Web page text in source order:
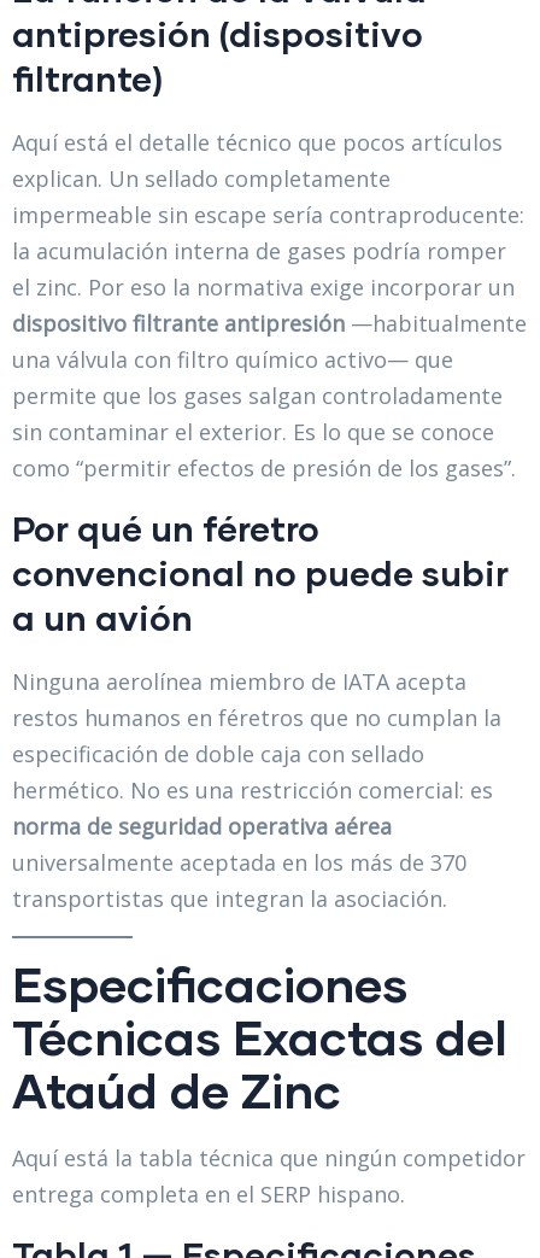
antipresión (dispositivo
filtrante)
Aquí está el detalle técnico que pocos artículos
explican. Un sellado completamente
impermeable sin escape sería contraproducente:
la acumulación interna de gases podría romper
el zinc. Por eso la normativa exige incorporar un
dispositivo filtrante antipresión —habitualmente
una válvula con filtro químico activo— que
permite que los gases salgan controladamente
sin contaminar el exterior. Es lo que se conoce
como “permitir efectos de presión de los gases”.
Por qué un féretro
convencional no puede subir
a un avión
Ninguna aerolínea miembro de IATA acepta
restos humanos en féretros que no cumplan la
especificación de doble caja con sellado
hermético. No es una restricción comercial: es
norma de seguridad operativa aérea
universalmente aceptada en los más de 370
transportistas que integran la asociación.
Especificaciones
Técnicas Exactas del
Ataúd de Zinc
Aquí está la tabla técnica que ningún competidor
entrega completa en el SERP hispano.